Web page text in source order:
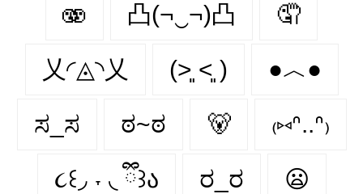
🫨 凸(¬‿¬)凸 🤦
乂◜◬◝乂 (˃͈ ˂͈ ) ●︿●
ಸ_ಸ ಠ~ಠ 🐻 ₍⑅ᐢ..ᐢ₎
૮꒰◞ ˕ ◟ ྀི꒱ა ರ_ರ 😦